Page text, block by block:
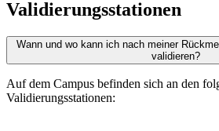
Validierungsstationen
Wann und wo kann ich nach meiner
validieren?
Auf dem Campus befinden sich an den
Validierungsstationen: